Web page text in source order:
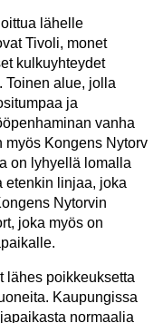
lähelle
Tivoli, monet
kulkuyhteydet
alue, jolla
ja
vanha
myös Kongens Nytorv
on lyhyellä lomalla
etenkin linjaa, joka
Nytorvin
joka myös on
lähes poikkeuksetta
Kaupungissa
normaalia